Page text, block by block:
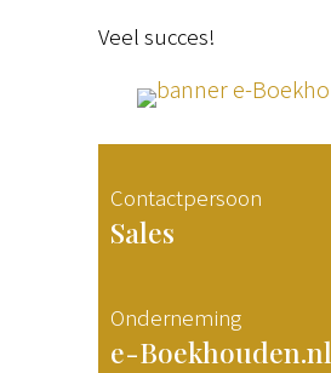
Veel succes!
Contactpersoon
Sales
Onderneming
e-Boekhouden.nl